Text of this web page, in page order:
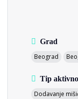
Grad
Beograd
Tip
Dodavanje